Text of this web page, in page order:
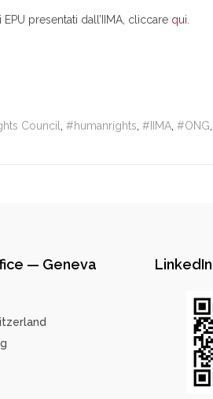
presentati dall’IIMA, cliccare qui
Council #humanrights #IIMA #ONG
— Geneva LinkedIn